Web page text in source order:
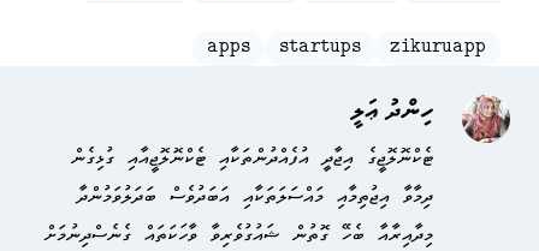
apps startups zikuruapp
ހިންދު ޢަލީ
ޓެކްނޮލޮޖީގެ އިޖާދީ އުފެއްދުންތަކާއި ޓެކްނޮލޮޖީއާއި ގުޅިގެން
ދިމާވާ އިޖުތިމާއި މައްސަލަތަކާއި އަބަދުވެސް ބަދަލުވަމުންދާ
މިދާއިރާއާ ބެހޭ ގޮތުން ޝައުގުވެރިވާ ވާހަކަތައް ގެނެސްދިނުމަށް